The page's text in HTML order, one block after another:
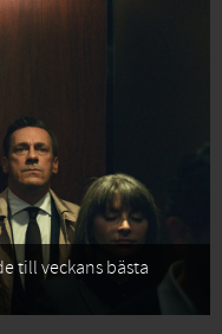
till veckans bästa